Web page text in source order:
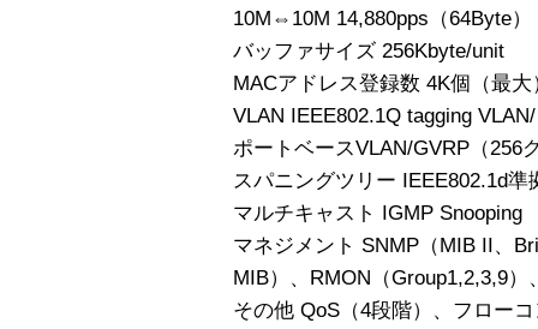
10M⇔10M 14,880pps（64Byte）
バッファサイズ 256Kbyte/unit
MACアドレス登録数 4K個（最大
VLAN IEEE802.1Q tagging VLAN/
ポートベースVLAN/GVRP（256
スパニングツリー IEEE802.1d準
マルチキャスト IGMP Snooping
マネジメント SNMP（MIB II、
MIB）、RMON（Group1,2,3,9）
その他 QoS（4段階）、フロー